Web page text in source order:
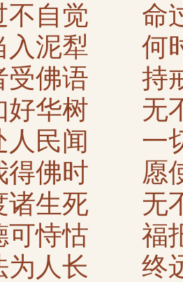
自觉 命过
泥犁 何时
佛语 持戒
华树 无不
民闻 一切
佛时 愿使
生死 无不
恃怙 福报
人长 终远